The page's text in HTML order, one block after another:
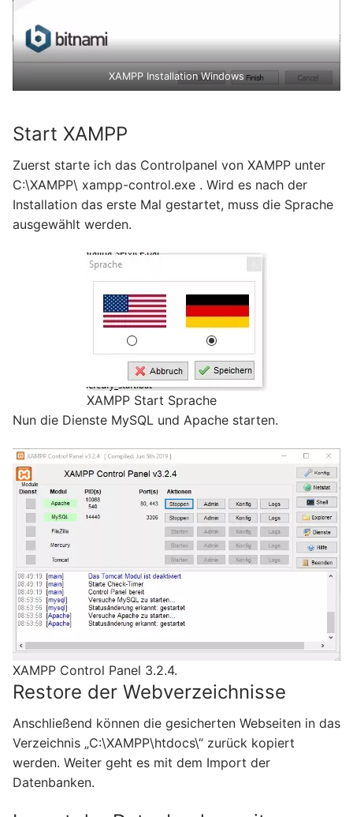
XAMPP Installation Windows
Start XAMPP
Zuerst starte ich das Controlpanel von XAMPP unter
C:\XAMPP\ xampp-control.exe . Wird es nach der
Installation das erste Mal gestartet, muss die Sprache
ausgewählt werden.
XAMPP Start Sprache
Nun die Dienste MySQL und Apache starten.
XAMPP Control Panel 3.2.4.
Restore der Webverzeichnisse
Anschließend können die gesicherten Webseiten in das
Verzeichnis „C:\XAMPP\htdocs\“ zurück kopiert
werden. Weiter geht es mit dem Import der
Datenbanken.